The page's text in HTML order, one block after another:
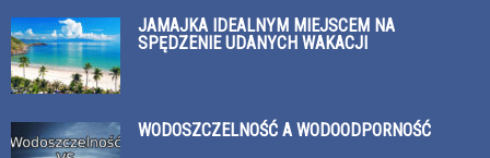
JAMAJKA IDEALNYM MIEJSCEM NA
SPĘDZENIE UDANYCH WAKACJI
WODOSZCZELNOŚĆ A WODOODPORNOŚĆ